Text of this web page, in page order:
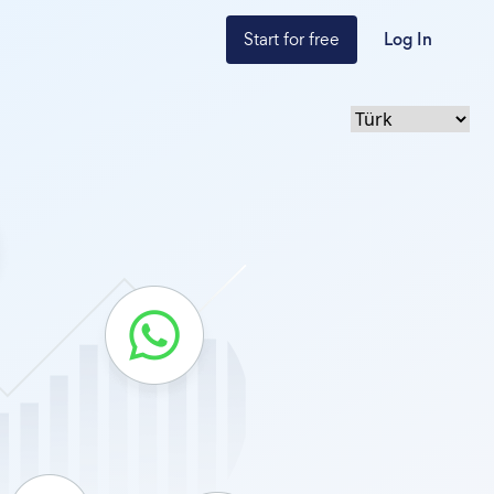
Start for free Log In